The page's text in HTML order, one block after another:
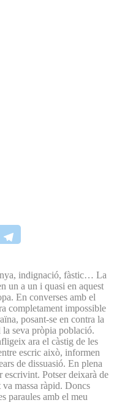
indignació, fàstic… La
un a un i quasi en aquest
En converses amb el
completament impossible
posant-se en contra la
seva pròpia població.
ara el càstig de les
escric això, informen
de dissuasió. En plena
escrivint. Potser deixarà de
massa ràpid. Doncs
paraules amb el meu